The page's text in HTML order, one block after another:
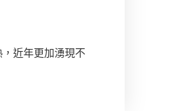
近年更加湧現不